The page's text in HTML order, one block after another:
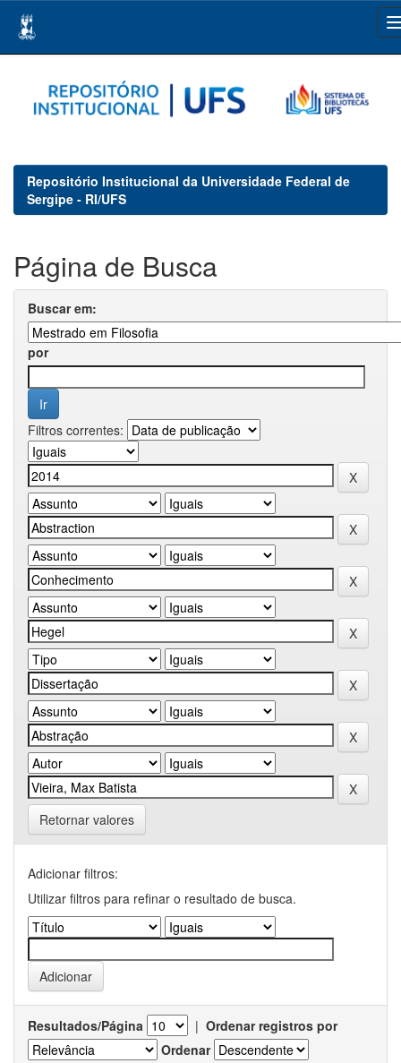
navigation
Repositório Institucional da Universidade Federal de
Sergipe - RI/UFS
Página de Busca
Buscar em:
por
Filtros correntes:
Retornar valores
Adicionar filtros:
Utilizar filtros para refinar o resultado de busca.
Resultados/Página | Ordenar registros por
Ordenar